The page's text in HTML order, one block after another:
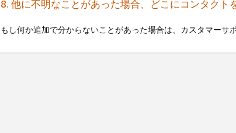
8. 他に不明なことがあった場合、どこにコンタクト
もし何か追加で分からないことがあった場合は、カスタマーサ